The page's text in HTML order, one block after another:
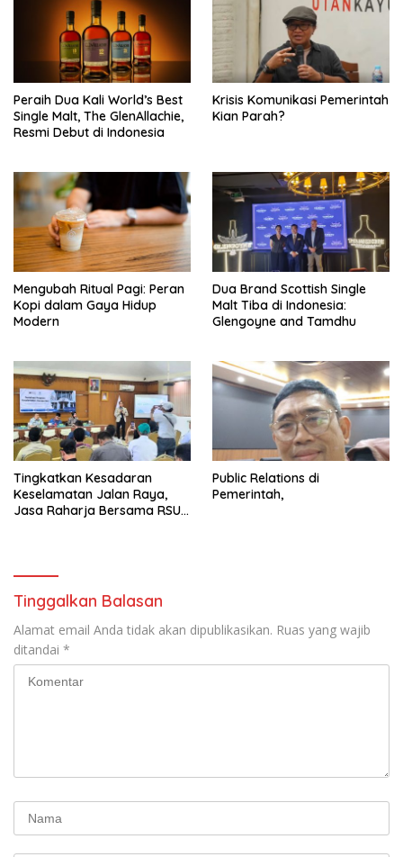
Peraih Dua Kali World’s Best
Single Malt, The GlenAllachie,
Resmi Debut di Indonesia
Krisis Komunikasi Pemerintah
Kian Parah?
Mengubah Ritual Pagi: Peran
Kopi dalam Gaya Hidup
Modern
Dua Brand Scottish Single
Malt Tiba di Indonesia:
Glengoyne and Tamdhu
Tingkatkan Kesadaran
Keselamatan Jalan Raya,
Jasa Raharja Bersama RSU
Public Relations di
Pemerintah,
Tinggalkan Balasan
Alamat email Anda tidak akan dipublikasikan. Ruas yang wajib
ditandai *